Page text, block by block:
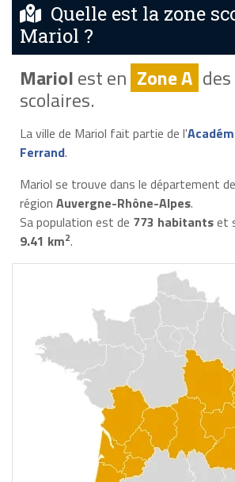
Quelle est la zone
Mariol ?
Mariolest en Zone A
scolaires.
La ville de Mariol fait partie de l'
Ferrand.
Mariol se trouve dans le département de
région Auvergne-Rhône-Alpes.
Sa population est de 773 habitantset
9.41 km2.